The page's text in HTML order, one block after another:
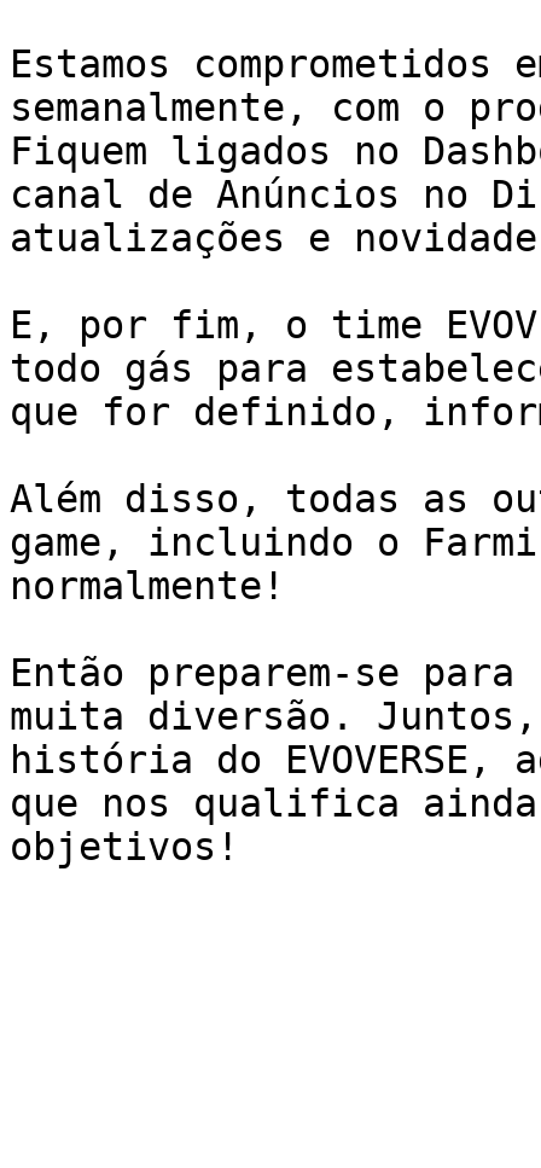
Estamos comprometidos
semanalmente, com o
Fiquem ligados no
canal de Anúncios no
atualizações e
E, por fim, o time
todo gás para
que for definido,
Além disso, todas as
game, incluindo o
normalmente!
Então preparem-se
muita diversão. Juntos,
história do EVOVERSE,
que nos qualifica ainda